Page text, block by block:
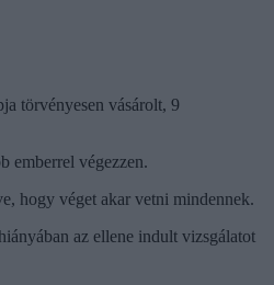
törvényesen vásárolt, 9
emberrel végezzen.
hogy véget akar vetni mindennek.
az ellene indult vizsgálatot